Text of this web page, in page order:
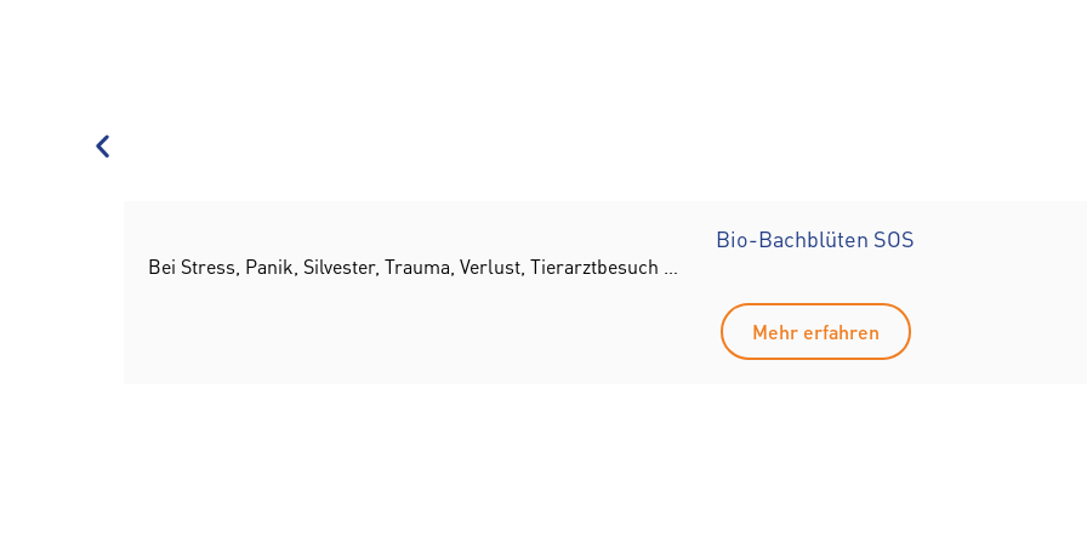
Bio-Bachblüten SOS
Bei Stress, Panik, Silvester, Trauma, Verlust, Tierarztbesuch …
Mehr erfahren